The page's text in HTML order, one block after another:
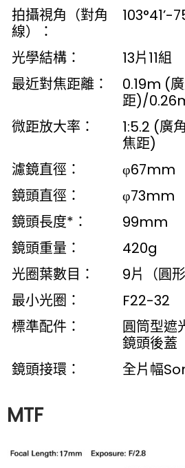
拍攝視角（對角
線）：
103°41’-
光學結構：
13片11組
最近對焦距離：
0.19m (
距)/
微距放大率：
1:5.2 (廣
焦距)
濾鏡直徑：
φ67mm
鏡頭直徑：
φ73mm
鏡頭長度*：
99mm
鏡頭重量：
420g
光圈葉數目：
9片（圓
最小光圈：
F22-32
標準配件：
圓筒型遮
鏡頭後蓋
鏡頭接環：
全片幅
MTF